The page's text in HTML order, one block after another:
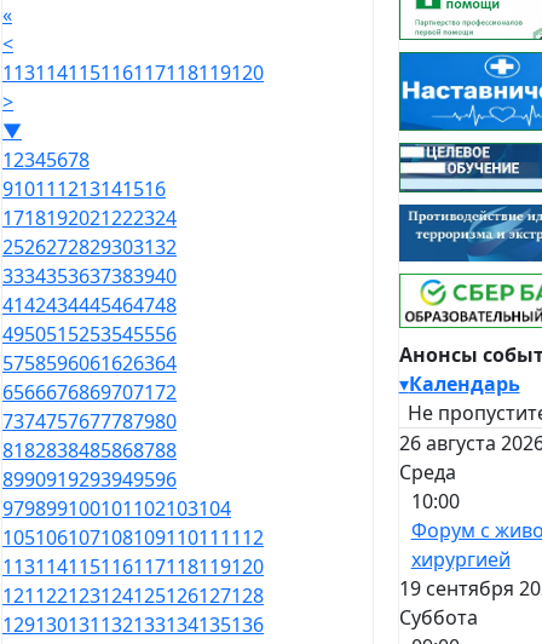
«
<
113114115116117118119120
>
▼
12345678
910111213141516
1718192021222324
2526272829303132
3334353637383940
4142434445464748
4950515253545556
5758596061626364
6566676869707172
7374757677787980
8182838485868788
8990919293949596
979899100101102103104
105106107108109110111112
113114115116117118119120
121122123124125126127128
129130131132133134135136
Анонсы
▾Календарь
Не
26 августа
Среда
10:00
Форум с
хирургией
19 сентября
Суббота